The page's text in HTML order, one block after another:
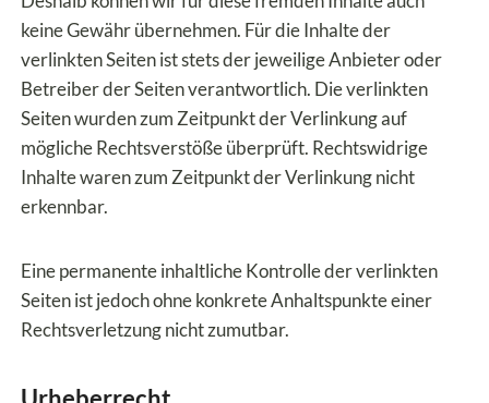
keine Gewähr übernehmen. Für die Inhalte der
verlinkten Seiten ist stets der jeweilige Anbieter oder
Betreiber der Seiten verantwortlich. Die verlinkten
Seiten wurden zum Zeitpunkt der Verlinkung auf
mögliche Rechtsverstöße überprüft. Rechtswidrige
Inhalte waren zum Zeitpunkt der Verlinkung nicht
erkennbar.
Eine permanente inhaltliche Kontrolle der verlinkten
Seiten ist jedoch ohne konkrete Anhaltspunkte einer
Rechtsverletzung nicht zumutbar.